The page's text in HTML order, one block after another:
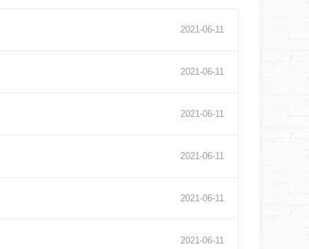
2021-06-11
2021-06-11
2021-06-11
2021-06-11
2021-06-11
2021-06-11